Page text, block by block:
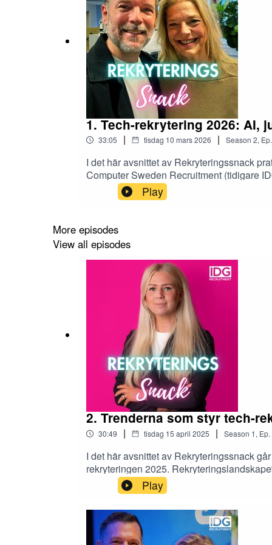
1. Tech-rekrytering 2026: AI,
33:05 | tisdag 10 mars 2026 | Season 2, Ep.
I det här avsnittet av Rekryteringssnack
Computer Sweden Recruitment (tidigare
tech-rekrytering 2026 och undersöker
kollegor som skriver kod och bygger
Magnus och Maria kallar en paradox: hur
rekryterare upptäcker AI-genererade
även upp EU-regelverk som NIS2 och den
arbetsgivare och kandidater, samt vad
AI-specialistroller i
genererade ansökningarEU-regelverk
rekryteringsprocessenVärderingar och
Recruitment.
Play
More episodes
View all episodes
2. Trenderna som styr tech-
30:49 | tisdag 15 april 2025 | Season 1, Ep.
I det här avsnittet av Rekryteringssnack
rekryteringen 2025.
Alexandra insikter om hur EU-regler som
rekryteringsbehovet innan panik utbryter
efterfrågar "DevSecOps" eller en "Pi-
teknik till meningsfulla uppdrag som gör
organisation för att attrahera rätt
Play